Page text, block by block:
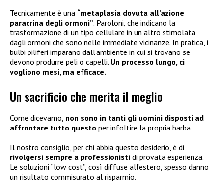
Tecnicamente è una “metaplasia dovuta all’azione
paracrina degli ormoni”. Paroloni, che indicano la
trasformazione di un tipo cellulare in un altro stimolata
dagli ormoni che sono nelle immediate vicinanze. In pratica, i
bulbi piliferi imparano dall’ambiente in cui si trovano se
devono produrre peli o capelli. Un processo lungo, ci
vogliono mesi, ma efficace.
Un sacrificio che merita il meglio
Come dicevamo, non sono in tanti gli uomini disposti ad
affrontare tutto questo per infoltire la propria barba.
Il nostro consiglio, per chi abbia questo desiderio, è di
rivolgersi sempre a professionisti di provata esperienza.
Le soluzioni “low cost”, così diffuse all’estero, spesso danno
un risultato commisurato al risparmio.